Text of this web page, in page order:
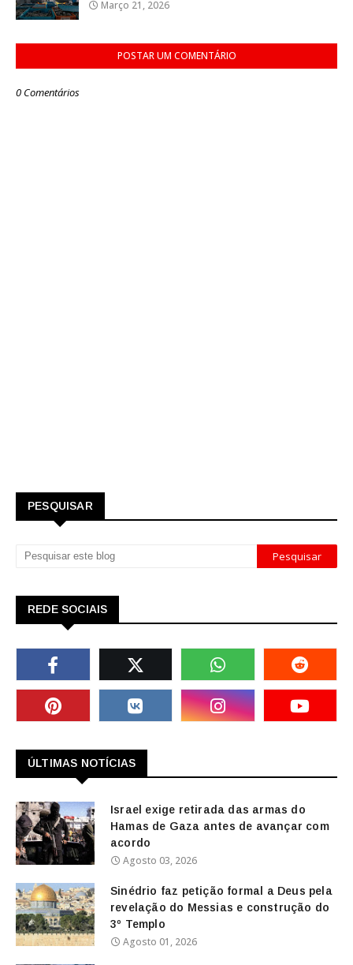
Março 21, 2026
POSTAR UM COMENTÁRIO
0 Comentários
PESQUISAR
REDE SOCIAIS
ÚLTIMAS NOTÍCIAS
Israel exige retirada das armas do
Hamas de Gaza antes de avançar com
acordo
Agosto 03, 2026
Sinédrio faz petição formal a Deus pela
revelação do Messias e construção do
3º Templo
Agosto 01, 2026